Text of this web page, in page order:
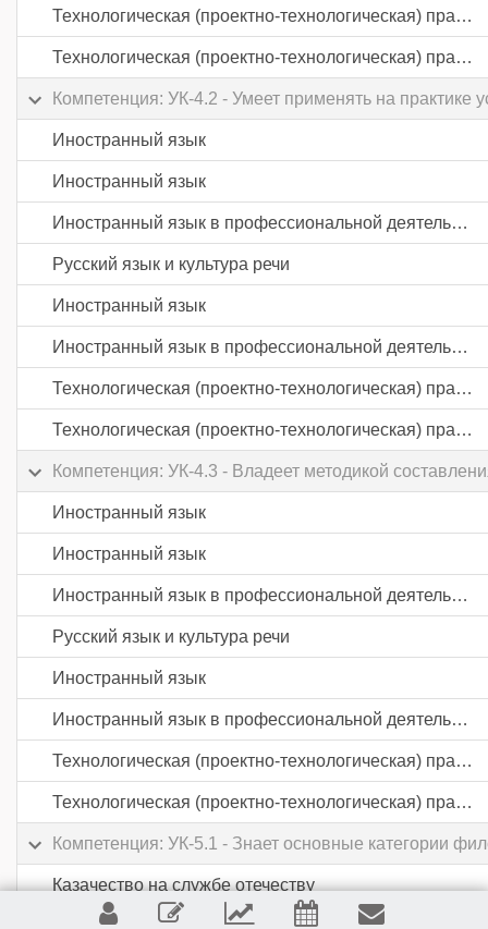
Технологическая (проектно-технологическая) практика
Технологическая (проектно-технологическая) практика
Компетенция: УК-4.2 - Умеет применять на
Иностранный язык
Иностранный язык
Иностранный язык в профессиональной деятельности
Русский язык и культура речи
Иностранный язык
Иностранный язык в профессиональной деятельности
Технологическая (проектно-технологическая) практика
Технологическая (проектно-технологическая) практика
Компетенция: УК-4.3 - Владеет методикой
Иностранный язык
Иностранный язык
Иностранный язык в профессиональной деятельности
Русский язык и культура речи
Иностранный язык
Иностранный язык в профессиональной деятельности
Технологическая (проектно-технологическая) практика
Технологическая (проектно-технологическая) практика
Компетенция: УК-5.1 - Знает основные категории
Казачество на службе отечеству